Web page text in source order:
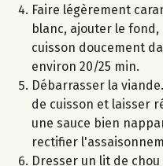
Faire légèrement
blanc, ajouter le
cuisson doucement
environ 20/25 min.
Débarrasser la
de cuisson et laisser
une sauce bien
rectifier
Dresser un lit de